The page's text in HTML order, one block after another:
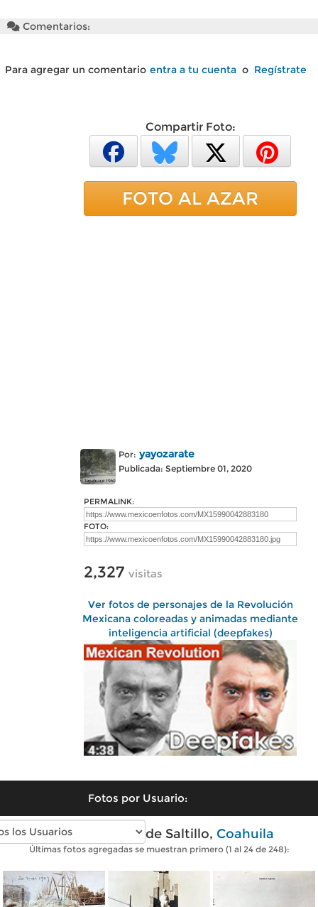
Comentarios:
Para agregar un comentario entra a tu cuenta o Regístrate
Compartir Foto:
FOTO AL AZAR
Por: yayozarate
Publicada: Septiembre 01, 2020
PERMALINK:
FOTO:
2,327 visitas
Ver fotos de personajes de la Revolución
Mexicana coloreadas y animadas mediante
inteligencia artificial (deepfakes)
Fotos por Usuario:
Fotos antiguas de Saltillo, Coahuila
Últimas fotos agregadas se muestran primero (1 al 24 de 248):